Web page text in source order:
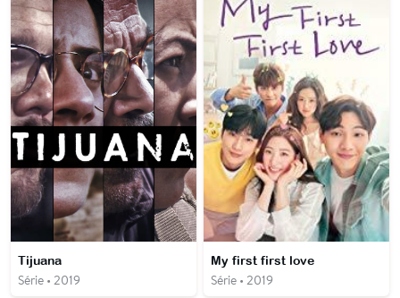
Tijuana
Série • 2019
My first first love
Série • 2019